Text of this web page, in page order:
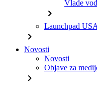
Vlade
chevron_right
Launchpad USA
chevron_right
Novosti
Novosti
Objave za
chevron_right